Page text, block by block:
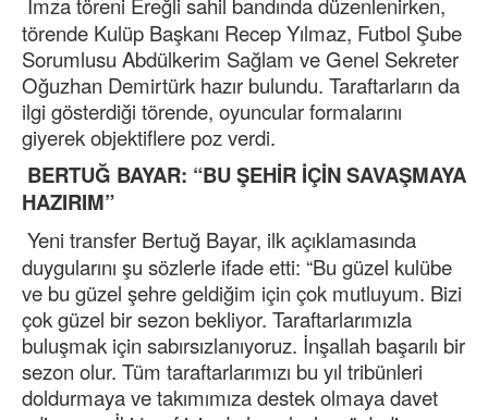
İmza töreni Ereğli sahil bandında düzenlenirken,
törende Kulüp Başkanı Recep Yılmaz, Futbol Şube
Sorumlusu Abdülkerim Sağlam ve Genel Sekreter
Oğuzhan Demirtürk hazır bulundu. Taraftarların da
ilgi gösterdiği törende, oyuncular formalarını
giyerek objektiflere poz verdi.
BERTUĞ BAYAR: “BU ŞEHİR İÇİN SAVAŞMAYA
HAZIRIM”
Yeni transfer Bertuğ Bayar, ilk açıklamasında
duygularını şu sözlerle ifade etti: “Bu güzel kulübe
ve bu güzel şehre geldiğim için çok mutluyum. Bizi
çok güzel bir sezon bekliyor. Taraftarlarımızla
buluşmak için sabırsızlanıyoruz. İnşallah başarılı bir
sezon olur. Tüm taraftarlarımızı bu yıl tribünleri
doldurmaya ve takımımıza destek olmaya davet